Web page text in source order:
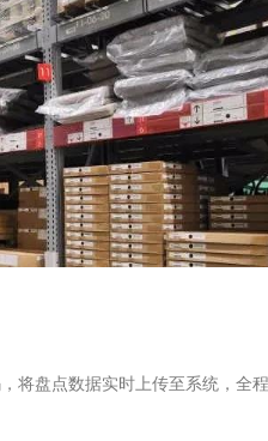
盘点数据实时上传至系统，全